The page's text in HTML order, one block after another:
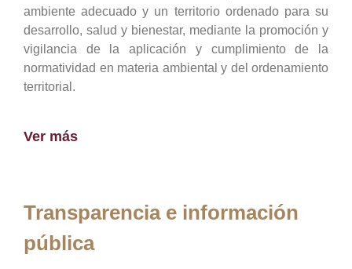
ambiente adecuado y un territorio ordenado para su
desarrollo, salud y bienestar, mediante la promoción y
vigilancia de la aplicación y cumplimiento de la
normatividad en materia ambiental y del ordenamiento
territorial.
Ver más
Transparencia e información
pública